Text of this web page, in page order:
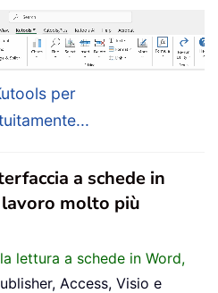
per
a schede in
molto più
lettura a schede in Word,
Access, Visio e